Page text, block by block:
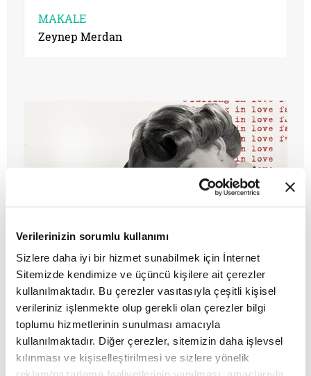
Verilerinizin sorumlu kullanımı
Sizlere daha iyi bir hizmet sunabilmek için İnternet
Sitemizde kendimize ve üçüncü kişilere ait çerezler
kullanılmaktadır. Bu çerezler vasıtasıyla çeşitli kişisel
verileriniz işlenmekte olup gerekli olan çerezler bilgi
toplumu hizmetlerinin sunulması amacıyla
kullanılmaktadır. Diğer çerezler, sitemizin daha işlevsel
kılınması ve kişiselleştirilmesi ve sizlere yönelik
MAKALE
Zeynep Merdan
İki olmadan bir olmaz: Kadınlık,
erkeklik ve cinsel fark
MAKALE
Zeynep Kevser Şerefoğlu